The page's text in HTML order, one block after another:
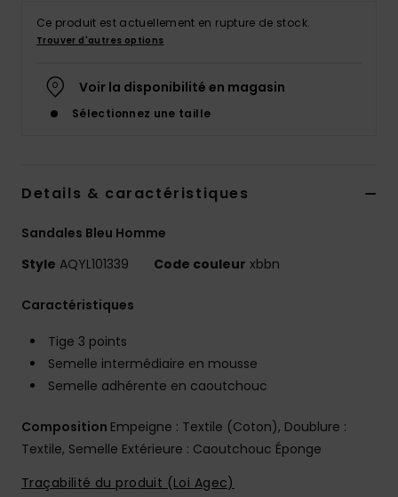
Ce produit est actuellement en rupture de stock.
Trouver d'autres options
Voir la disponibilité en magasin
Sélectionnez une taille
Details & caractéristiques
Sandales Bleu Homme
Style AQYL101339 Code couleur xbbn
Caractéristiques
Tige 3 points
Semelle intermédiaire en mousse
Semelle adhérente en caoutchouc
Composition Empeigne : Textile (Coton), Doublure :
Textile, Semelle Extérieure : Caoutchouc Éponge
Traçabilité du produit (Loi Agec)